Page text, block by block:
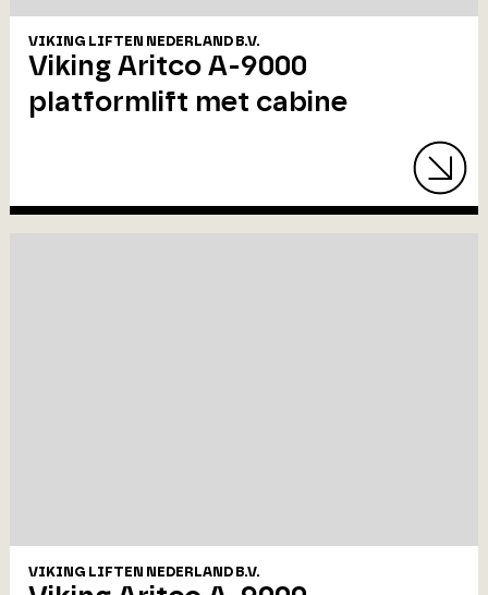
VIKING LIFTEN NEDERLAND B.V.
Viking Aritco A-9000
platformlift met cabine
VIKING LIFTEN NEDERLAND B.V.